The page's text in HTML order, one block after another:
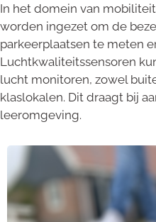
In het domein van
worden ingezet om de
parkeerplaatsen te meten
Luchtkwaliteitssensoren
lucht monitoren, zowel
klaslokalen. Dit draagt bij
leeromgeving.